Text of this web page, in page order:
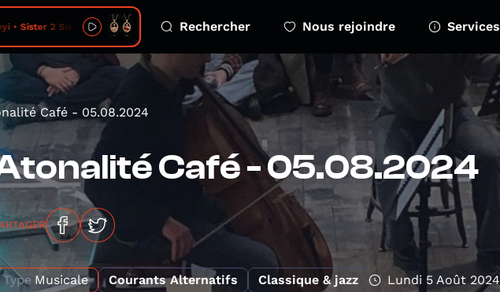
• Sister 2 Sister Rechercher Nous rejoindre Services
Café - 05.08.2024
Café - 05.08.2024
Type Musicale Courants Alternatifs Classique & jazz Lundi 5 Août 2024